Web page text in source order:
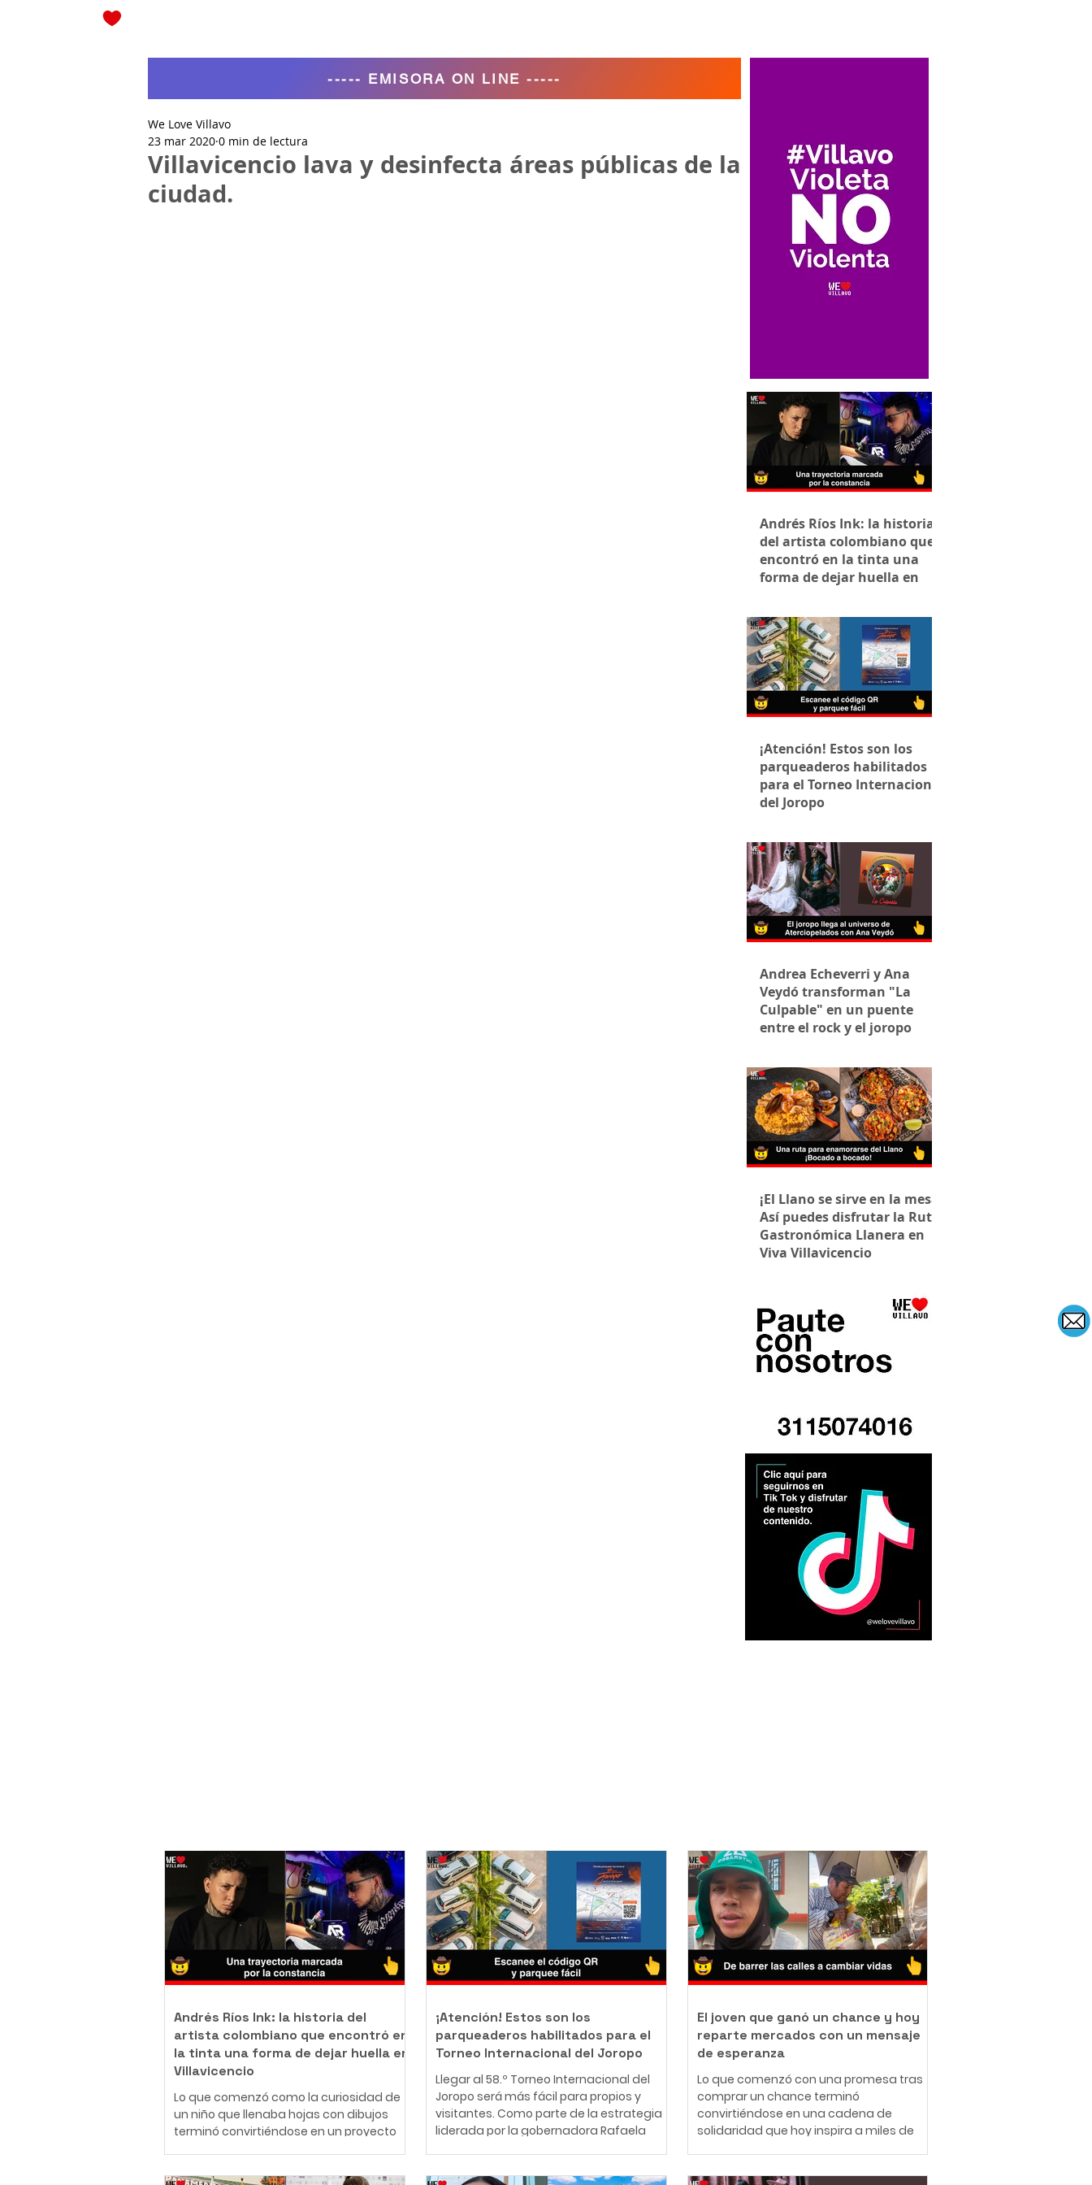
Villavicencio lava y desinfecta áreas públicas de la
ciudad.
We Love Villavo
23 mar 2020 0 min de lectura
----- EMISORA ON LINE -----
Andrés Ríos Ink: la historia
del artista colombiano que
encontró en la tinta una
forma de dejar huella en
¡Atención! Estos son los
parqueaderos habilitados
para el Torneo Internacional
del Joropo
Andrea Echeverri y Ana
Veydó transforman "La
Culpable" en un puente
entre el rock y el joropo
¡El Llano se sirve en la mesa!
Así puedes disfrutar la Ruta
Gastronómica Llanera en
Viva Villavicencio
Andrés Ríos Ink: la historia del
artista colombiano que encontró en
la tinta una forma de dejar huella en
Villavicencio
Lo que comenzó como la curiosidad de
un niño que llenaba hojas con dibujos
terminó convirtiéndose en un proyecto
¡Atención! Estos son los
parqueaderos habilitados para el
Torneo Internacional del Joropo
Llegar al 58.º Torneo Internacional del
Joropo será más fácil para propios y
visitantes. Como parte de la estrategia
liderada por la gobernadora Rafaela
fiesta cultural del Llano, la Gobernación
El joven que ganó un chance y hoy
reparte mercados con un mensaje
de esperanza
Lo que comenzó con una promesa tras
comprar un chance terminó
convirtiéndose en una cadena de
solidaridad que hoy inspira a miles de
conocido como "Panita", combina su